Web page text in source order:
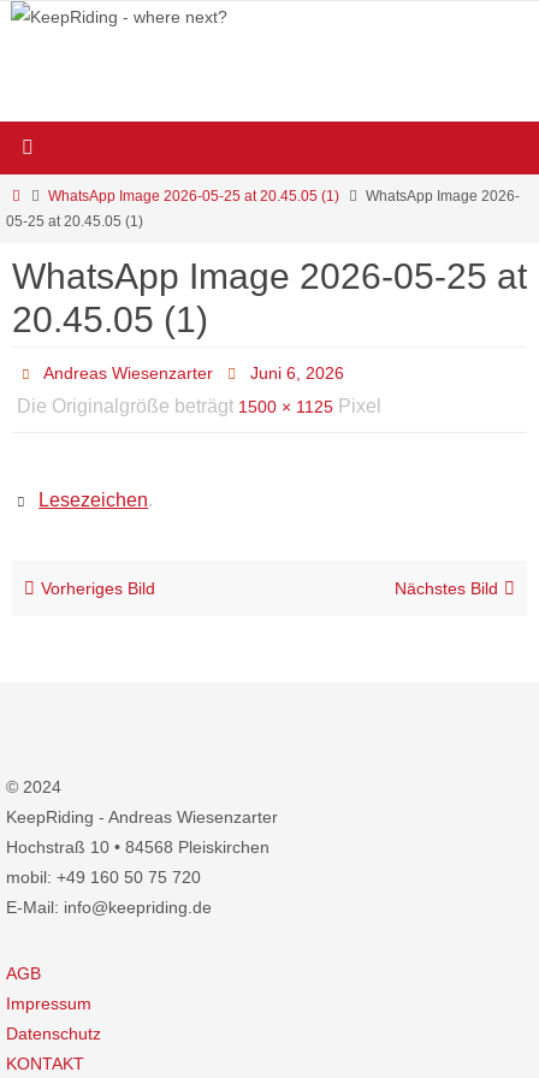
Zum
StartWhatsApp Image 2026-05-25 at 20.45.05 (1)
WhatsApp Image 2026-
05-25 at 20.45.05 (1)
WhatsApp Image 2026-05-25 at
20.45.05 (1)
Andreas Wiesenzarter Juni 6, 2026
Die Originalgröße beträgt 1500 × 1125 Pixel
Lesezeichen.
Vorheriges Bild Nächstes Bild
© 2024
KeepRiding - Andreas Wiesenzarter
Hochstraß 10 • 84568 Pleiskirchen
mobil: +49 160 50 75 720
E-Mail: info@keepriding.de
AGB
Impressum
Datenschutz
KONTAKT